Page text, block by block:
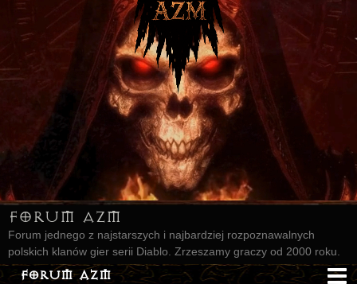
Forum AZM
Forum jednego z najstarszych i najbardziej rozpoznawalnych
polskich klanów gier serii Diablo. Zrzeszamy graczy od 2000 roku.
Forum AZM